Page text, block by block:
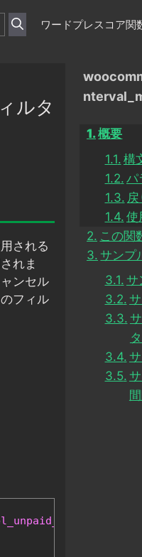
ワードプレスコア関
ルタ
される
れま
ンセル
フィル
概要
構
パ
使
この関
サンプ
サ